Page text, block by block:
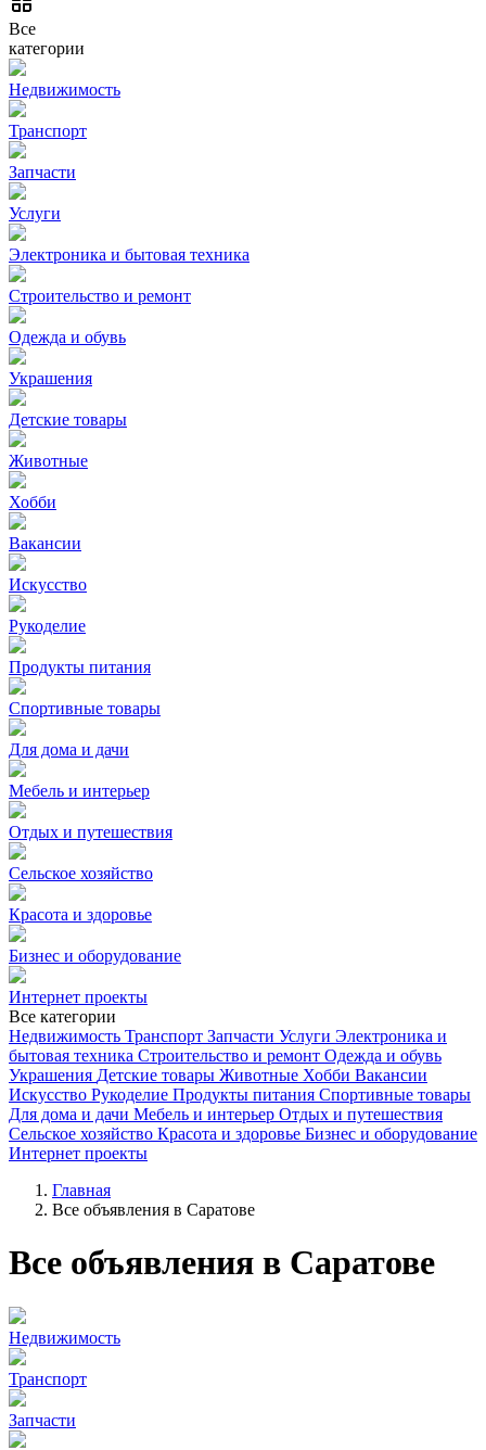
Все
категории
Недвижимость
Транспорт
Запчасти
Услуги
Электроника и бытовая техника
Строительство и ремонт
Одежда и обувь
Украшения
Детские товары
Животные
Хобби
Вакансии
Искусство
Рукоделие
Продукты питания
Спортивные товары
Для дома и дачи
Мебель и интерьер
Отдых и путешествия
Сельское хозяйство
Красота и здоровье
Бизнес и оборудование
Интернет проекты
Все категории
Недвижимость Транспорт Запчасти Услуги Электроника и
бытовая техника Строительство и ремонт Одежда и обувь
Украшения Детские товары Животные Хобби Вакансии
Искусство Рукоделие Продукты питания Спортивные товары
Для дома и дачи Мебель и интерьер Отдых и путешествия
Сельское хозяйство Красота и здоровье Бизнес и оборудование
Интернет проекты
Главная
Все объявления в Саратове
Все объявления в Саратове
Недвижимость
Транспорт
Запчасти